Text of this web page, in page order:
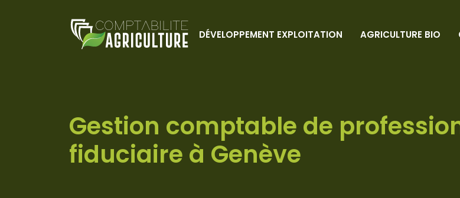
DÉVELOPPEMENT EXPLOITATION AGRICULTURE BIO
Gestion comptable de
fiduciaire à Genève